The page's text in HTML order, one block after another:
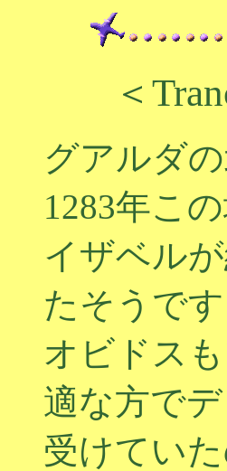
＜
グアルダ
1283年こ
イザベル
たそうで
オビドス
適な方で
受けてい